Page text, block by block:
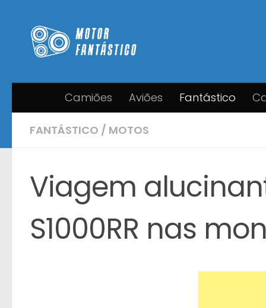
Camiões Aviões Fantástico
FANTÁSTICO / MOTOS
Viagem
S1000RR nas